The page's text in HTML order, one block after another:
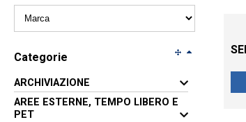
Categorie
ARCHIVIAZIONE
AREE ESTERNE, TEMPO LIBERO E
PET